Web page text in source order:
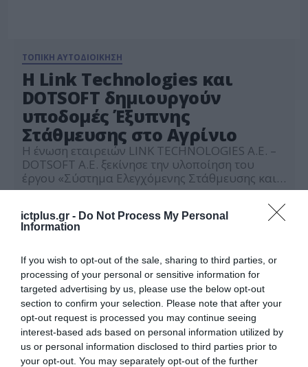
ictplus.gr - Do Not Process My Personal
Information
If you wish to opt-out of the sale, sharing to third parties, or
processing of your personal or sensitive information for
targeted advertising by us, please use the below opt-out
section to confirm your selection. Please note that after your
opt-out request is processed you may continue seeing
interest-based ads based on personal information utilized by
us or personal information disclosed to third parties prior to
your opt-out. You may separately opt-out of the further
ΤΟΠΙΚΗ ΑΥΤΟΔΙΟΙΚΗΣΗ
Η Link Technologies και
DOTSOFT δημιουργούν
υποδομές Έξυπνης
Στάθμευσης στο Αγρίνιο
Η ένωση εταιρειών LINK TECHNOLOGIES Α.Ε. –
DOTSOFT Α.Ε. ξεκίνησε την υλοποίηση του
έργου «Σύστημα Ελεγχόμενης Στάθμευσης και
Πληροφόρησης Δήμου Αγρινίου». Το σύστημα
αφορά στην παρόδια στάθμευση των οχημάτων
και στοχεύει στην κατανάλωση του ελάχιστου
χρόνου για την εύρεση μιας θέσης από τους
δυνατού ελεύθερη θέση στάθμευσης αλλά και
στην αποτροπή στάθμευσης […]